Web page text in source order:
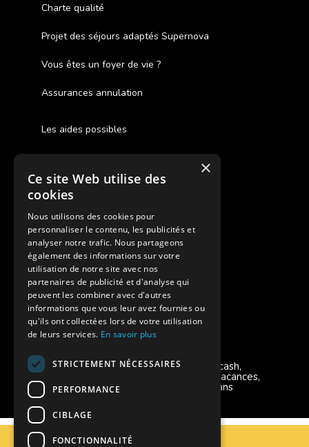
Charte qualité
Projet des séjours adaptés Supernova
Vous êtes un foyer de vie ?
Assurances annulation
Les aides possibles
Cash Back
Pour les fratries
Facebook Supernova
Instagram Supernova
Colonie de vacances SUPERNOVA
Modes de règlement acceptés
Chèque, Virement, Espèces, Mandats cash,
Bons CAF, Conseil général, Chèques vacances,
Carte bancaire, Prise en charge reçu sans
règlement, Prélèvement
×
Ce site Web utilise des
cookies
Nous utilisons des cookies pour
personnaliser le contenu, les publicités et
analyser notre trafic. Nous partageons
également des informations sur votre
utilisation de notre site avec nos
partenaires de publicité et d'analyse qui
peuvent les combiner avec d'autres
informations que vous leur avez fournies ou
qu'ils ont collectées lors de votre utilisation
de leurs services. En savoir plus
STRICTEMENT NÉCESSAIRES
PERFORMANCE
CIBLAGE
FONCTIONNALITÉ